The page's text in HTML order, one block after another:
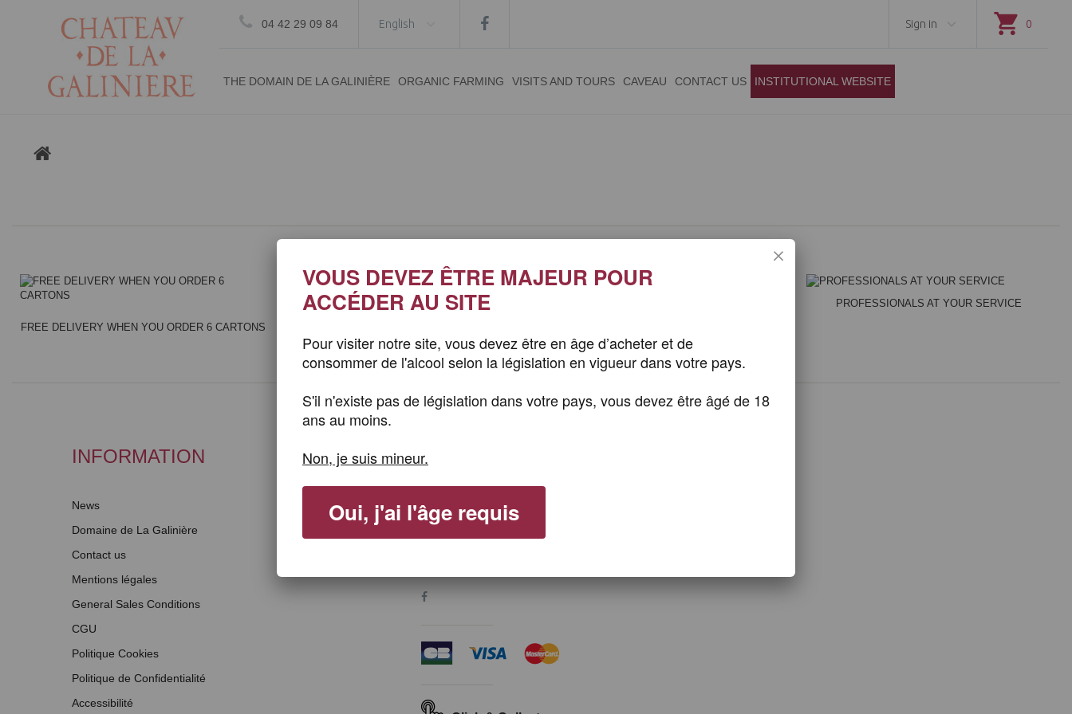
04 42 29 09 84 English 0
Sign in
THE DOMAIN DE LA GALINIÈRE ORGANIC FARMING VISITS AND TOURS CAVEAU CONTACT US INSTITUTIONAL WEBSITE
FREE DELIVERY WHEN YOU ORDER 6 CARTONS
SECURE PAYMENT PROFESSIONALS AT YOUR SERVICE
INFORMATION
News
Domaine de La Galinière
Contact us
Mentions légales
General Sales Conditions
CGU
Politique Cookies
Politique de Confidentialité
Accessibilité
NEWSLETTER
VOUS DEVEZ ÊTRE MAJEUR POUR
ACCÉDER AU SITE
Pour visiter notre site, vous devez être en âge d’acheter et de
consommer de l'alcool selon la législation en vigueur dans votre pays.
S'il n'existe pas de législation dans votre pays, vous devez être âgé de 18
ans au moins.
Non, je suis mineur.
Oui, j'ai l'âge requis